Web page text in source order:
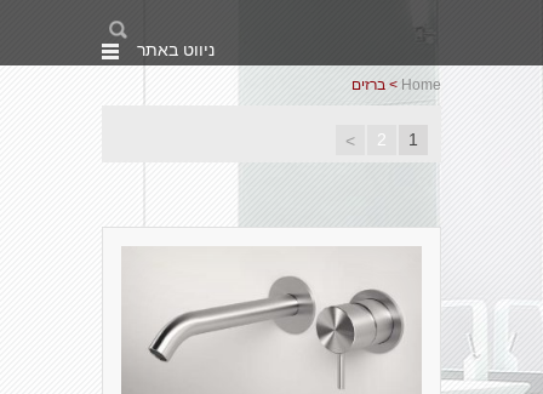
ניווט באתר
Home > ברזים
1
2
>